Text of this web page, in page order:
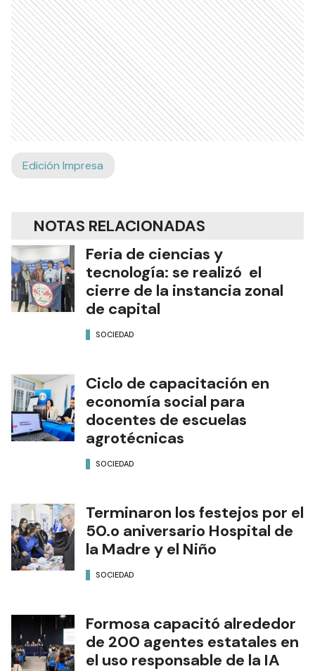
Edición Impresa
NOTAS RELACIONADAS
Feria de ciencias y
tecnología: se realizó el
cierre de la instancia zonal
de capital
SOCIEDAD
Ciclo de capacitación en
economía social para
docentes de escuelas
agrotécnicas
SOCIEDAD
Terminaron los festejos por el
50.o aniversario Hospital de
la Madre y el Niño
SOCIEDAD
Formosa capacitó alrededor
de 200 agentes estatales en
el uso responsable de la IA